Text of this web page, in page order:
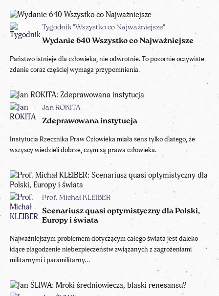
Tygodnik "Wszystko co Najważniejsze"
Wydanie 640 Wszystko co Najważniejsze
Państwo istnieje dla człowieka, nie odwrotnie. To pozornie oczywiste
zdanie coraz częściej wymaga przypomnienia.
Jan ROKITA
Zdeprawowana instytucja
Instytucja Rzecznika Praw Człowieka miała sens tylko dlatego, że
wszyscy wiedzieli dobrze, czym są prawa człowieka.
Prof. Michał KLEIBER
Scenariusz quasi optymistyczny dla Polski,
Europy i świata
Najważniejszym problemem dotyczącym całego świata jest daleko
idące złagodzenie niebezpieczeństw związanych z zagrożeniami
militarnymi i paramilitarny...